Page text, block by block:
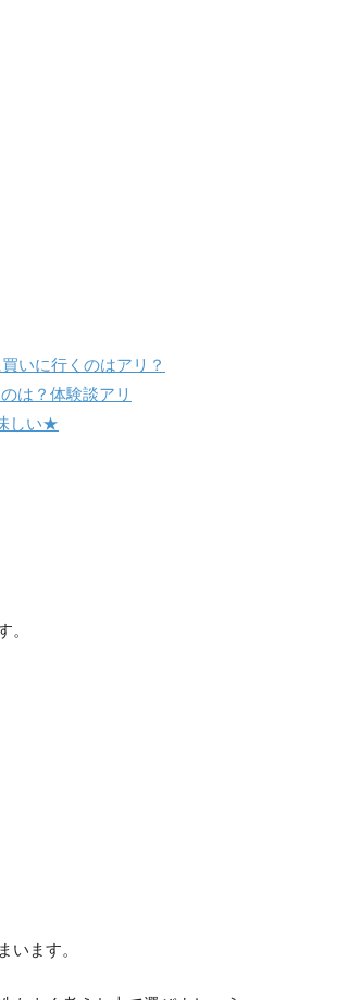
いに行くのはアリ？
は？体験談アリ
しい★
。
います。